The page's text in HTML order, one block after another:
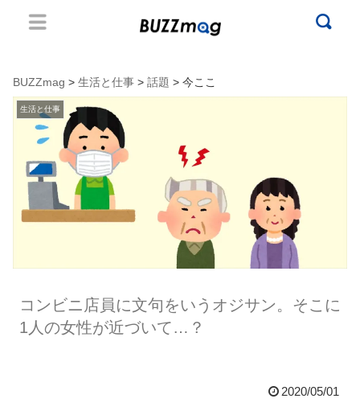
BUZZmag > 生活と仕事 > 話題 > 今ここ
生活と仕事
コンビニ店員に文句をいうオジサン。そこに
1人の女性が近づいて…？
2020/05/01